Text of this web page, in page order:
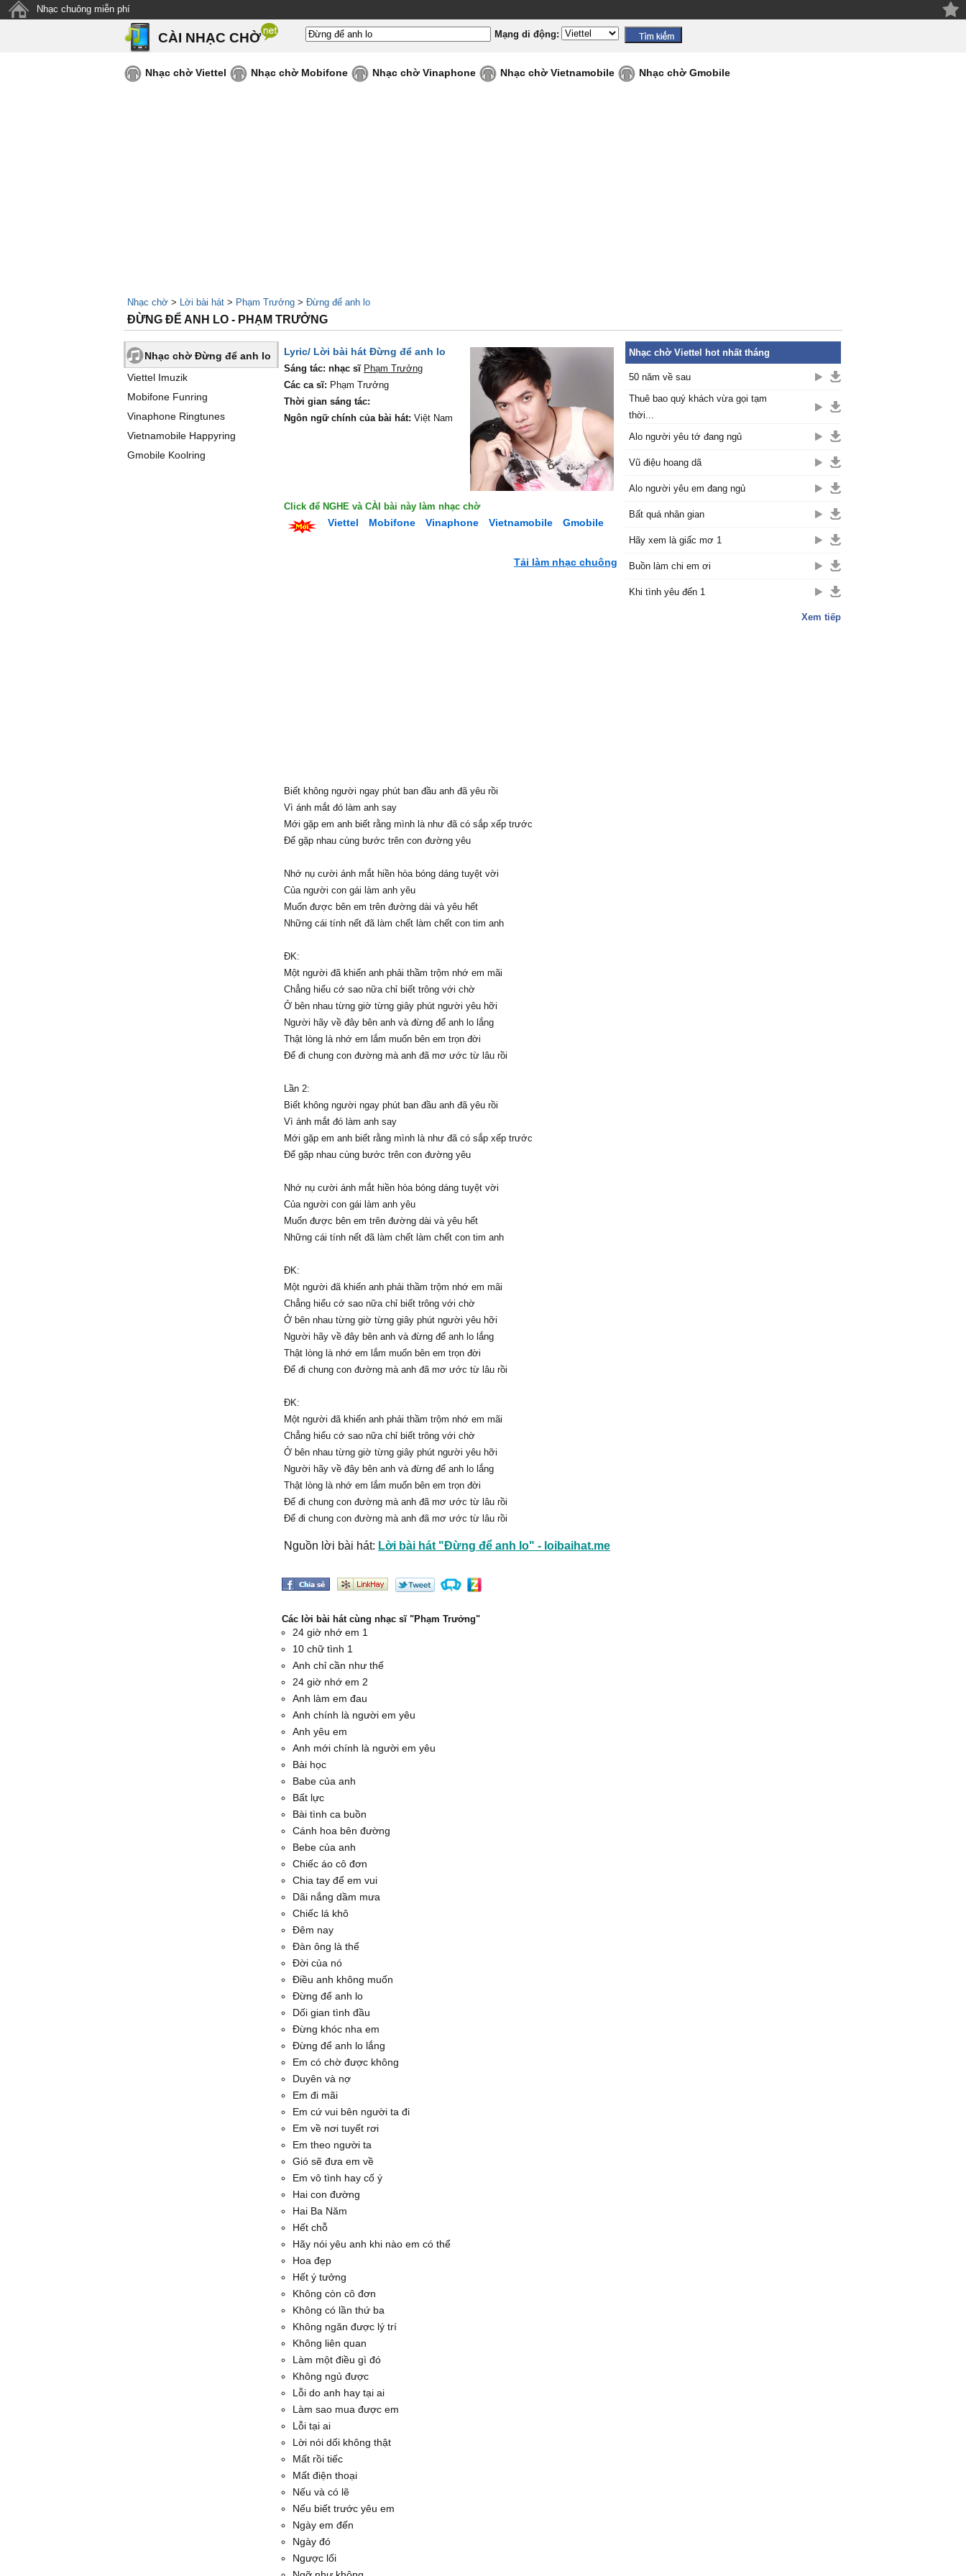
Nhạc chuông miễn phí
CÀI NHẠC CHỜ Mạng di động:
Nhạc chờ Viettel Nhạc chờ Mobifone Nhạc chờ Vinaphone Nhạc chờ Vietnamobile Nhạc chờ Gmobile
Nhạc chờ > Lời bài hát > Phạm Trưởng > Đừng để anh lo
ĐỪNG ĐỂ ANH LO - PHẠM TRƯỞNG
Nhạc chờ Đừng để anh lo
Viettel Imuzik
Mobifone Funring
Vinaphone Ringtunes
Vietnamobile Happyring
Gmobile Koolring
Lyric/ Lời bài hát Đừng để anh lo
Sáng tác: nhạc sĩ Phạm Trưởng
Các ca sĩ: Phạm Trưởng
Thời gian sáng tác:
Ngôn ngữ chính của bài hát: Việt Nam
Click để NGHE và CÀI bài này làm nhạc chờ
Viettel Mobifone Vinaphone Vietnamobile Gmobile
Tải làm nhạc chuông
Biết không người ngay phút ban đầu anh đã yêu rồi
Vì ánh mắt đó làm anh say
Mới gặp em anh biết rằng mình là như đã có sắp xếp trước
Để gặp nhau cùng bước trên con đường yêu
Nhớ nụ cười ánh mắt hiền hòa bóng dáng tuyệt vời
Của người con gái làm anh yêu
Muốn được bên em trên đường dài và yêu hết
Những cái tính nết đã làm chết làm chết con tim anh
ĐK:
Một người đã khiến anh phải thầm trộm nhớ em mãi
Chẳng hiểu cớ sao nữa chỉ biết trông với chờ
Ở bên nhau từng giờ từng giây phút người yêu hỡi
Người hãy về đây bên anh và đừng để anh lo lắng
Thật lòng là nhớ em lắm muốn bên em trọn đời
Để đi chung con đường mà anh đã mơ ước từ lâu rồi
Lần 2:
Biết không người ngay phút ban đầu anh đã yêu rồi
Vì ánh mắt đó làm anh say
Mới gặp em anh biết rằng mình là như đã có sắp xếp trước
Để gặp nhau cùng bước trên con đường yêu
Nhớ nụ cười ánh mắt hiền hòa bóng dáng tuyệt vời
Của người con gái làm anh yêu
Muốn được bên em trên đường dài và yêu hết
Những cái tính nết đã làm chết làm chết con tim anh
ĐK:
Một người đã khiến anh phải thầm trộm nhớ em mãi
Chẳng hiểu cớ sao nữa chỉ biết trông với chờ
Ở bên nhau từng giờ từng giây phút người yêu hỡi
Người hãy về đây bên anh và đừng để anh lo lắng
Thật lòng là nhớ em lắm muốn bên em trọn đời
Để đi chung con đường mà anh đã mơ ước từ lâu rồi
ĐK:
Một người đã khiến anh phải thầm trộm nhớ em mãi
Chẳng hiểu cớ sao nữa chỉ biết trông với chờ
Ở bên nhau từng giờ từng giây phút người yêu hỡi
Người hãy về đây bên anh và đừng để anh lo lắng
Thật lòng là nhớ em lắm muốn bên em trọn đời
Để đi chung con đường mà anh đã mơ ước từ lâu rồi
Để đi chung con đường mà anh đã mơ ước từ lâu rồi
Nguồn lời bài hát: Lời bài hát "Đừng để anh lo" - loibaihat.me
Các lời bài hát cùng nhạc sĩ "Phạm Trưởng"
24 giờ nhớ em 1
10 chữ tình 1
Anh chỉ cần như thế
24 giờ nhớ em 2
Anh làm em đau
Anh chính là người em yêu
Anh yêu em
Anh mới chính là người em yêu
Bài học
Babe của anh
Bất lực
Bài tình ca buồn
Cánh hoa bên đường
Bebe của anh
Chiếc áo cô đơn
Chia tay để em vui
Dãi nắng dầm mưa
Chiếc lá khô
Đêm nay
Đàn ông là thế
Đời của nó
Điều anh không muốn
Đừng để anh lo
Dối gian tình đầu
Đừng khóc nha em
Đừng để anh lo lắng
Em có chờ được không
Duyên và nợ
Em đi mãi
Em cứ vui bên người ta đi
Em về nơi tuyết rơi
Em theo người ta
Gió sẽ đưa em về
Em vô tình hay cố ý
Hai con đường
Hai Ba Năm
Hết chỗ
Hãy nói yêu anh khi nào em có thể
Hoa đẹp
Hết ý tưởng
Không còn cô đơn
Không có lần thứ ba
Không ngăn được lý trí
Không liên quan
Làm một điều gì đó
Không ngủ được
Lỗi do anh hay tại ai
Làm sao mua được em
Lỗi tại ai
Lời nói dối không thật
Mất rồi tiếc
Mất điện thoại
Nếu và có lẽ
Nếu biết trước yêu em
Ngày em đến
Ngày đó
Ngược lối
Nhạc chờ Viettel hot nhất tháng
50 năm về sau
Thuê bao quý khách vừa gọi tạm
thời...
Alo người yêu tớ đang ngủ
Vũ điệu hoang dã
Alo người yêu em đang ngủ
Bất quá nhân gian
Hãy xem là giấc mơ 1
Buồn làm chi em ơi
Khi tình yêu đến 1
Xem tiếp